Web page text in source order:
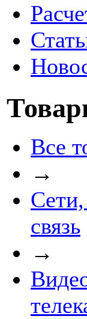
Все
→
Сети,
связь
→